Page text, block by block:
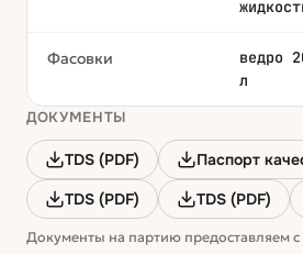
Фасовки
ведро
л
ДОКУМЕНТЫ
TDS (PDF)
Паспорт
TDS (PDF)
TDS (PDF)
Документы на партию предоставляем